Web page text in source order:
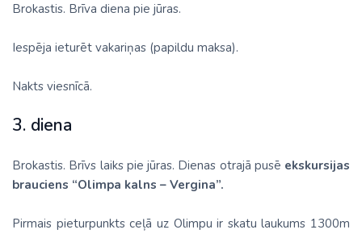
Brokastis. Brīva diena pie jūras.
Iespēja ieturēt vakariņas (papildu maksa).
Nakts viesnīcā.
3. diena
Brokastis. Brīvs laiks pie jūras. Dienas otrajā pusē ekskursijas
brauciens “Olimpa kalns – Vergina”.
Pirmais pieturpunkts ceļā uz Olimpu ir skatu laukums 1300m